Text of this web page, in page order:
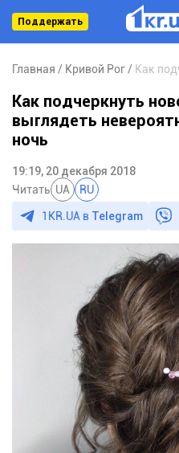
Поддержать
Главная Кривой Рог
Как подчеркнуть
выглядеть
ночь
19:19, 20 декабря 2018
Читать UA RU
1KR.UA в Telegram